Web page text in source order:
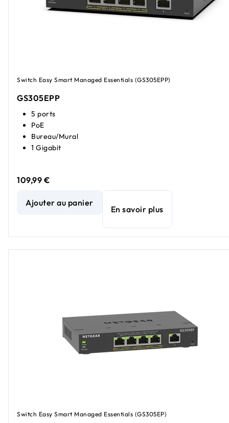
Switch Easy Smart Managed Essentials (GS305EPP)
GS305EPP
5 ports
PoE
Bureau/Mural
1 Gigabit
109,99 €
NETGEAR (GS305EPP) Switch 5 Ports Gigabit avec
Ajouter au panier
En savoir plus
Switch Easy Smart Managed Essentials (GS305EP)